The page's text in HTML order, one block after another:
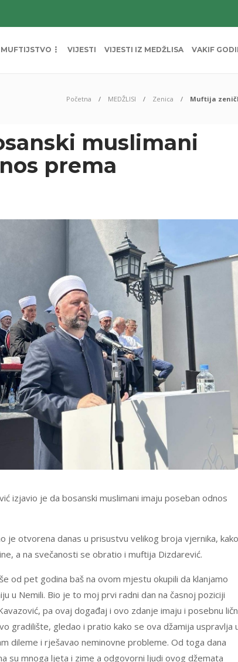
MUFTIJSTVO VIJESTI VIJESTI IZ MEDŽLISA VAKIF
Početna MEDŽLISI Zenica Muftija
muslimani
prema
izjavio je da bosanski muslimani imaju poseban odnos
je otvorena danas u prisustvu velikog broja vjernika, kako
a na svečanosti se obratio i muftija Dizdarević.
od pet godina baš na ovom mjestu okupili da klanjamo
u Nemili. Bio je to moj prvi radni dan na časnoj poziciji
pa ovaj događaj i ovo zdanje imaju i posebnu
gradilište, gledao i pratio kako se ova džamija uspravlja
dileme i rješavao neminovne probleme. Od toga dana
su mnoga ljeta i zime a odgovorni ljudi ovog džemata